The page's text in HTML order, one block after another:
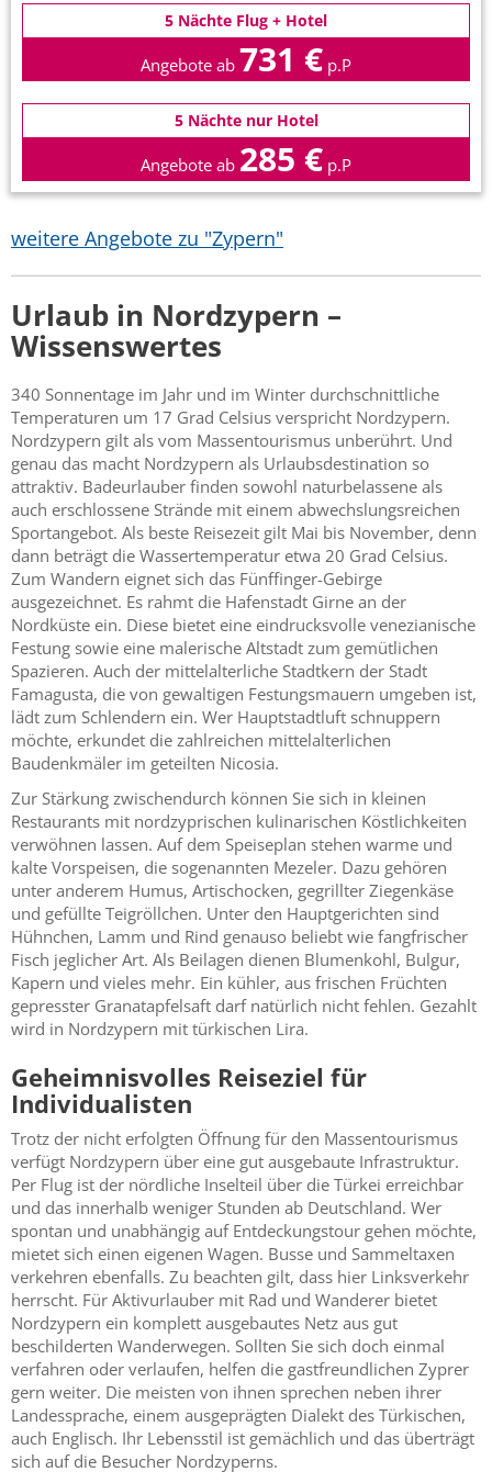
5 Nächte Flug + Hotel
Angebote ab 731 € p.P
5 Nächte nur Hotel
Angebote ab 285 € p.P
weitere Angebote zu "Zypern"
Urlaub in Nordzypern –
Wissenswertes
340 Sonnentage im Jahr und im Winter durchschnittliche
Temperaturen um 17 Grad Celsius verspricht Nordzypern.
Nordzypern gilt als vom Massentourismus unberührt. Und
genau das macht Nordzypern als Urlaubsdestination so
attraktiv. Badeurlauber finden sowohl naturbelassene als
auch erschlossene Strände mit einem abwechslungsreichen
Sportangebot. Als beste Reisezeit gilt Mai bis November, denn
dann beträgt die Wassertemperatur etwa 20 Grad Celsius.
Zum Wandern eignet sich das Fünffinger-Gebirge
ausgezeichnet. Es rahmt die Hafenstadt Girne an der
Nordküste ein. Diese bietet eine eindrucksvolle venezianische
Festung sowie eine malerische Altstadt zum gemütlichen
Spazieren. Auch der mittelalterliche Stadtkern der Stadt
Famagusta, die von gewaltigen Festungsmauern umgeben ist,
lädt zum Schlendern ein. Wer Hauptstadtluft schnuppern
möchte, erkundet die zahlreichen mittelalterlichen
Baudenkmäler im geteilten Nicosia.
Zur Stärkung zwischendurch können Sie sich in kleinen
Restaurants mit nordzyprischen kulinarischen Köstlichkeiten
verwöhnen lassen. Auf dem Speiseplan stehen warme und
kalte Vorspeisen, die sogenannten Mezeler. Dazu gehören
unter anderem Humus, Artischocken, gegrillter Ziegenkäse
und gefüllte Teigröllchen. Unter den Hauptgerichten sind
Hühnchen, Lamm und Rind genauso beliebt wie fangfrischer
Fisch jeglicher Art. Als Beilagen dienen Blumenkohl, Bulgur,
Kapern und vieles mehr. Ein kühler, aus frischen Früchten
gepresster Granatapfelsaft darf natürlich nicht fehlen. Gezahlt
wird in Nordzypern mit türkischen Lira.
Geheimnisvolles Reiseziel für
Individualisten
Trotz der nicht erfolgten Öffnung für den Massentourismus
verfügt Nordzypern über eine gut ausgebaute Infrastruktur.
Per Flug ist der nördliche Inselteil über die Türkei erreichbar
und das innerhalb weniger Stunden ab Deutschland. Wer
spontan und unabhängig auf Entdeckungstour gehen möchte,
mietet sich einen eigenen Wagen. Busse und Sammeltaxen
verkehren ebenfalls. Zu beachten gilt, dass hier Linksverkehr
herrscht. Für Aktivurlauber mit Rad und Wanderer bietet
Nordzypern ein komplett ausgebautes Netz aus gut
beschilderten Wanderwegen. Sollten Sie sich doch einmal
verfahren oder verlaufen, helfen die gastfreundlichen Zyprer
gern weiter. Die meisten von ihnen sprechen neben ihrer
Landessprache, einem ausgeprägten Dialekt des Türkischen,
auch Englisch. Ihr Lebensstil ist gemächlich und das überträgt
sich auf die Besucher Nordzyperns.